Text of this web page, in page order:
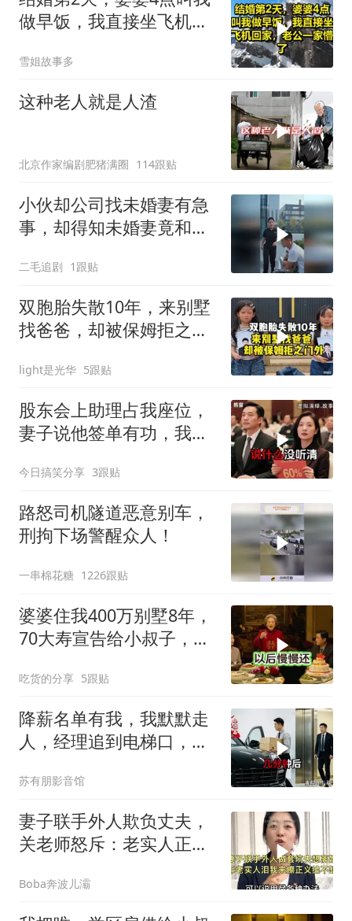
做早饭，我直接坐飞机回
雪姐故事多
这种老人就是人渣
北京作家编剧肥猪满圈 114跟贴
小伙却公司找未婚妻有急
事，却得知未婚妻竟和别
二毛追剧 1跟贴
双胞胎失散10年，来别墅
找爸爸，却被保姆拒之门
light是光华 5跟贴
股东会上助理占我座位，
妻子说他签单有功，我抛
给他当
今日搞笑分享 3跟贴
路怒司机隧道恶意别车，
刑拘下场警醒众人！
一串棉花糖 1226跟贴
婆婆住我400万别墅8年，
70大寿宣告给小叔子，
吃货的分享 5跟贴
降薪名单有我，我默默走
人，经理追到电梯口，见
苏有朋影音馆
妻子联手外人欺负丈夫，
关老师怒斥：老实人正义
Boba奔波儿灞